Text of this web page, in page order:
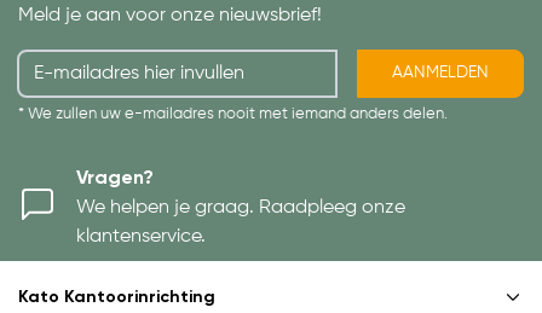
Meld je aan voor onze nieuwsbrief!
AANMELDEN
* We zullen uw e-mailadres nooit met iemand anders delen.
Vragen?
We helpen je graag. Raadpleeg onze
klantenservice.
Kato Kantoorinrichting